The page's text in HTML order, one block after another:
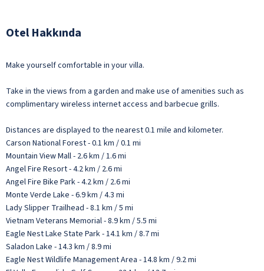
Otel Hakkında
Make yourself comfortable in your villa.
Take in the views from a garden and make use of amenities such as
complimentary wireless internet access and barbecue grills.
Distances are displayed to the nearest 0.1 mile and kilometer.
Carson National Forest - 0.1 km / 0.1 mi
Mountain View Mall - 2.6 km / 1.6 mi
Angel Fire Resort - 4.2 km / 2.6 mi
Angel Fire Bike Park - 4.2 km / 2.6 mi
Monte Verde Lake - 6.9 km / 4.3 mi
Lady Slipper Trailhead - 8.1 km / 5 mi
Vietnam Veterans Memorial - 8.9 km / 5.5 mi
Eagle Nest Lake State Park - 14.1 km / 8.7 mi
Saladon Lake - 14.3 km / 8.9 mi
Eagle Nest Wildlife Management Area - 14.8 km / 9.2 mi